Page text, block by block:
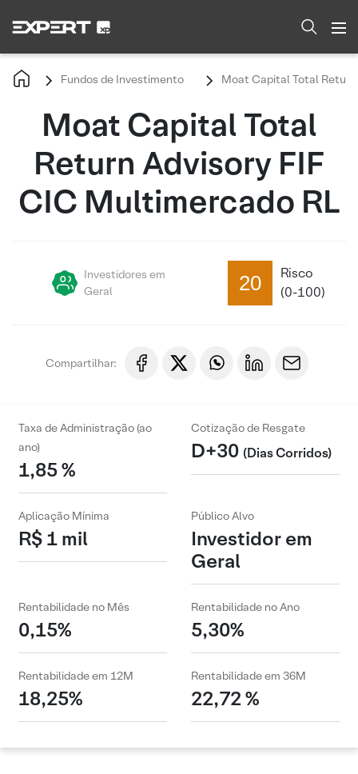
Fundos de Investimento Moat Capital Total
Moat Capital Total
Return Advisory FIF
CIC Multimercado RL
Investidores em
Geral
20
Risco
(0-100)
Compartilhar:
Taxa de Administração (ao
ano)
1,85 %
Cotização de Resgate
D+30 (Dias Corridos)
Aplicação Mínima
R$ 1 mil
Público Alvo
Investidor em
Geral
Rentabilidade no Mês
0,15%
Rentabilidade no Ano
5,30%
Rentabilidade em 12M
18,25%
Rentabilidade em 36M
22,72 %